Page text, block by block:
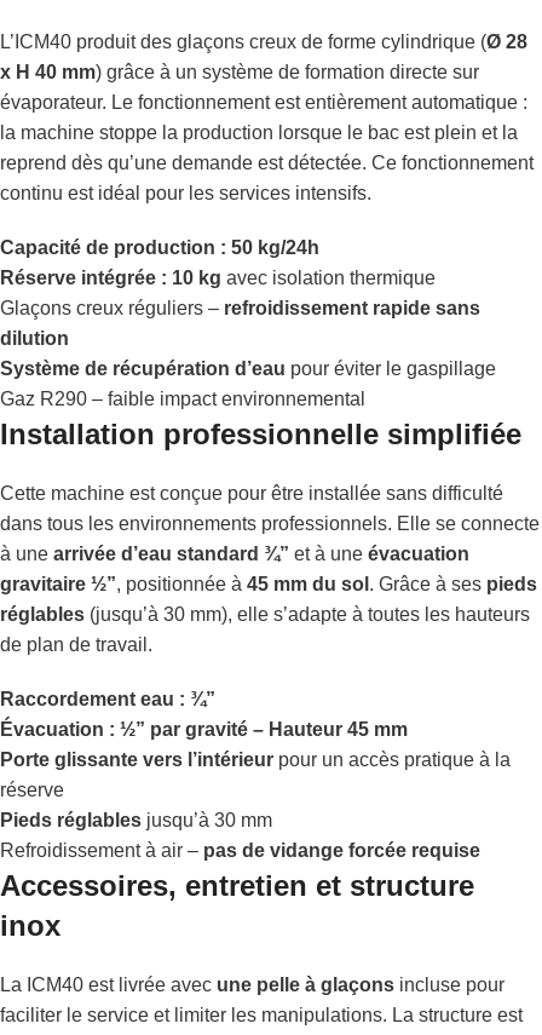
L’ICM40 produit des glaçons creux de forme cylindrique (Ø 28
x H 40 mm) grâce à un système de formation directe sur
évaporateur. Le fonctionnement est entièrement automatique :
la machine stoppe la production lorsque le bac est plein et la
reprend dès qu’une demande est détectée. Ce fonctionnement
continu est idéal pour les services intensifs.
Capacité de production : 50 kg/24h
Réserve intégrée : 10 kg avec isolation thermique
Glaçons creux réguliers – refroidissement rapide sans
dilution
Système de récupération d’eau pour éviter le gaspillage
Gaz R290 – faible impact environnemental
Installation professionnelle simplifiée
Cette machine est conçue pour être installée sans difficulté
dans tous les environnements professionnels. Elle se connecte
à une arrivée d’eau standard ¾” et à une évacuation
gravitaire ½”, positionnée à 45 mm du sol . Grâce à ses pieds
réglables (jusqu’à 30 mm), elle s’adapte à toutes les hauteurs
de plan de travail.
Raccordement eau : ¾”
Évacuation : ½” par gravité – Hauteur 45 mm
Porte glissante vers l’intérieur pour un accès pratique à la
réserve
Pieds réglables jusqu’à 30 mm
Refroidissement à air – pas de vidange forcée requise
Accessoires, entretien et structure
inox
La ICM40 est livrée avec une pelle à glaçons incluse pour
faciliter le service et limiter les manipulations. La structure est